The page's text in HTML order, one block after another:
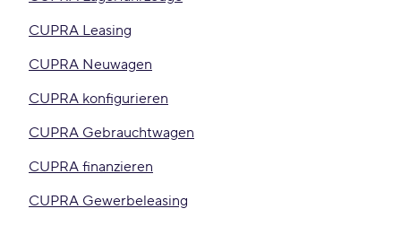
CUPRA Leasing
CUPRA Neuwagen
CUPRA konfigurieren
CUPRA Gebrauchtwagen
CUPRA finanzieren
CUPRA Gewerbeleasing